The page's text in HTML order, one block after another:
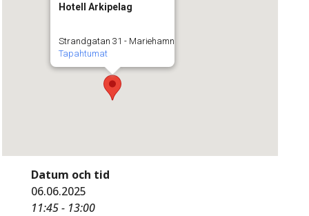
Hotell Arkipelag
Strandgatan 31 - Mariehamn
Tapahtumat
Datum och tid
06.06.2025
11:45 - 13:00